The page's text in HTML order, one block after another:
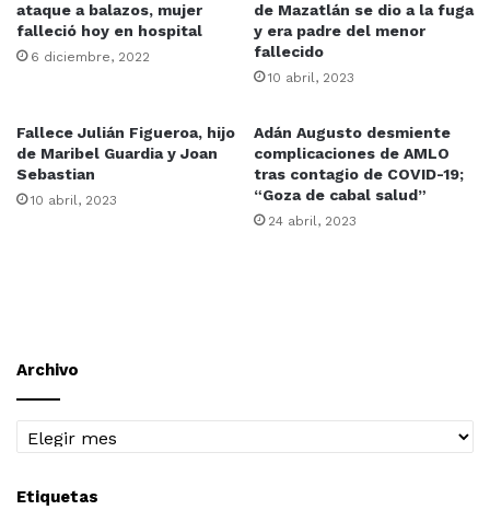
ataque a balazos, mujer
falleció hoy en hospital
6 diciembre, 2022
de Mazatlán se dio a la fuga
y era padre del menor
fallecido
10 abril, 2023
Fallece Julián Figueroa, hijo
de Maribel Guardia y Joan
Sebastian
10 abril, 2023
Adán Augusto desmiente
complicaciones de AMLO
tras contagio de COVID-19;
“Goza de cabal salud”
24 abril, 2023
Archivo
Archivo
Etiquetas